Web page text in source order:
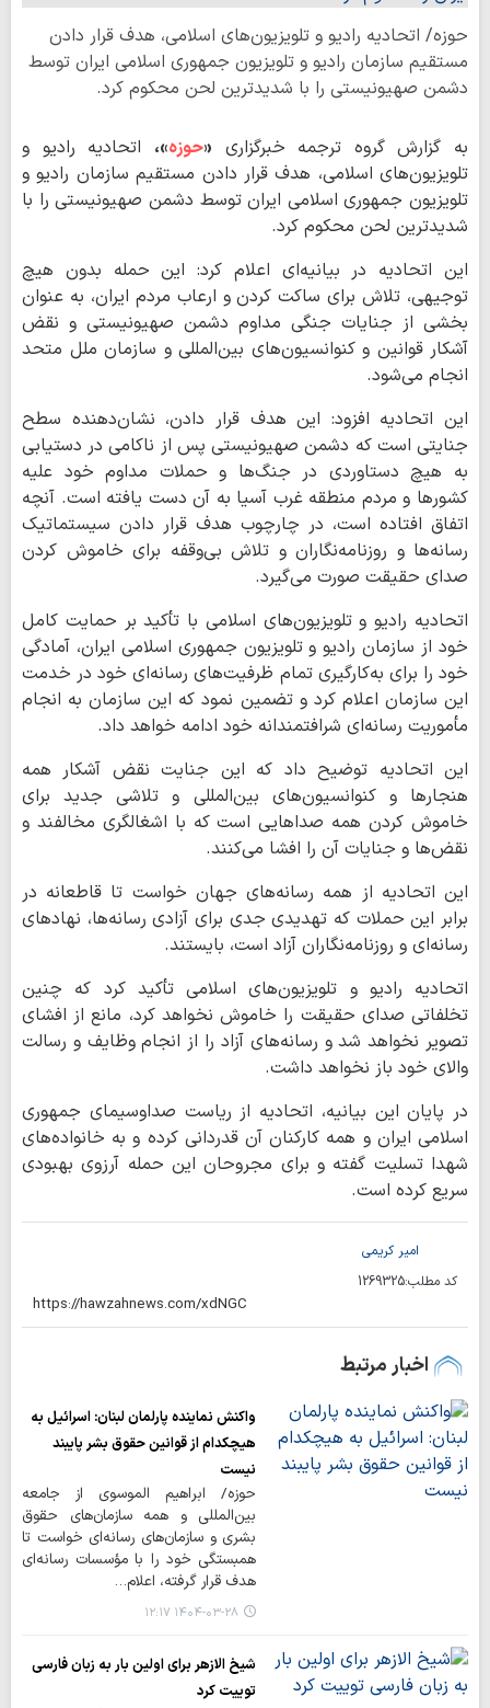
حوزه/ اتحادیه رادیو و تلویزیون‌های اسلامی، هدف قرار دادن
مستقیم سازمان رادیو و تلویزیون جمهوری اسلامی ایران توسط
دشمن صهیونیستی را با شدیدترین لحن محکوم کرد.
به گزارش گروه ترجمه خبرگزاری «حوزه»، اتحادیه رادیو و
تلویزیون‌های اسلامی، هدف قرار دادن مستقیم سازمان رادیو و
تلویزیون جمهوری اسلامی ایران توسط دشمن صهیونیستی را با
شدیدترین لحن محکوم کرد.
این اتحادیه در بیانیه‌ای اعلام کرد: این حمله بدون هیچ
توجیهی، تلاش برای ساکت کردن و ارعاب مردم ایران، به عنوان
بخشی از جنایات جنگی مداوم دشمن صهیونیستی و نقض
آشکار قوانین و کنوانسیون‌های بین‌المللی و سازمان ملل متحد
انجام می‌شود.
این اتحادیه افزود: این هدف قرار دادن، نشان‌دهنده سطح
جنایتی است که دشمن صهیونیستی پس از ناکامی در دستیابی
به هیچ دستاوردی در جنگ‌ها و حملات مداوم خود علیه
کشورها و مردم منطقه غرب آسیا به آن دست یافته است. آنچه
اتفاق افتاده است، در چارچوب هدف قرار دادن سیستماتیک
رسانه‌ها و روزنامه‌نگاران و تلاش بی‌وقفه برای خاموش کردن
صدای حقیقت صورت می‌گیرد.
اتحادیه رادیو و تلویزیون‌های اسلامی با تأکید بر حمایت کامل
خود از سازمان رادیو و تلویزیون جمهوری اسلامی ایران، آمادگی
خود را برای به‌کارگیری تمام ظرفیت‌های رسانه‌ای خود در خدمت
این سازمان اعلام کرد و تضمین نمود که این سازمان به انجام
مأموریت رسانه‌ای شرافتمندانه خود ادامه خواهد داد.
این اتحادیه توضیح داد که این جنایت نقض آشکار همه
هنجارها و کنوانسیون‌های بین‌المللی و تلاشی جدید برای
خاموش کردن همه صداهایی است که با اشغالگری مخالفند و
نقض‌ها و جنایات آن را افشا می‌کنند.
این اتحادیه از همه رسانه‌های جهان خواست تا قاطعانه در
برابر این حملات که تهدیدی جدی برای آزادی رسانه‌ها، نهادهای
رسانه‌ای و روزنامه‌نگاران آزاد است، بایستند.
اتحادیه رادیو و تلویزیون‌های اسلامی تأکید کرد که چنین
تخلفاتی صدای حقیقت را خاموش نخواهد کرد، مانع از افشای
تصویر نخواهد شد و رسانه‌های آزاد را از انجام وظایف و رسالت
والای خود باز نخواهد داشت.
در پایان این بیانیه، اتحادیه از ریاست صداوسیمای جمهوری
اسلامی ایران و همه کارکنان آن قدردانی کرده و به خانواده‌های
شهدا تسلیت گفته و برای مجروحان این حمله آرزوی بهبودی
سریع کرده است.
امیر کریمی
کد مطلب:1269325
اخبار مرتبط
واکنش نماینده پارلمان لبنان: اسرائیل به
هیچکدام از قوانین حقوق بشر پایبند
نیست
حوزه/ ابراهیم الموسوی از جامعه
بین‌المللی و همه سازمان‌های حقوق
بشری و سازمان‌های رسانه‌ای خواست تا
همبستگی خود را با مؤسسات رسانه‌ای
هدف قرار گرفته، اعلام…
۱۴۰۴-۰۳-۲۸ ۱۲:۱۷
شیخ الازهر برای اولین بار به زبان فارسی
توییت کرد